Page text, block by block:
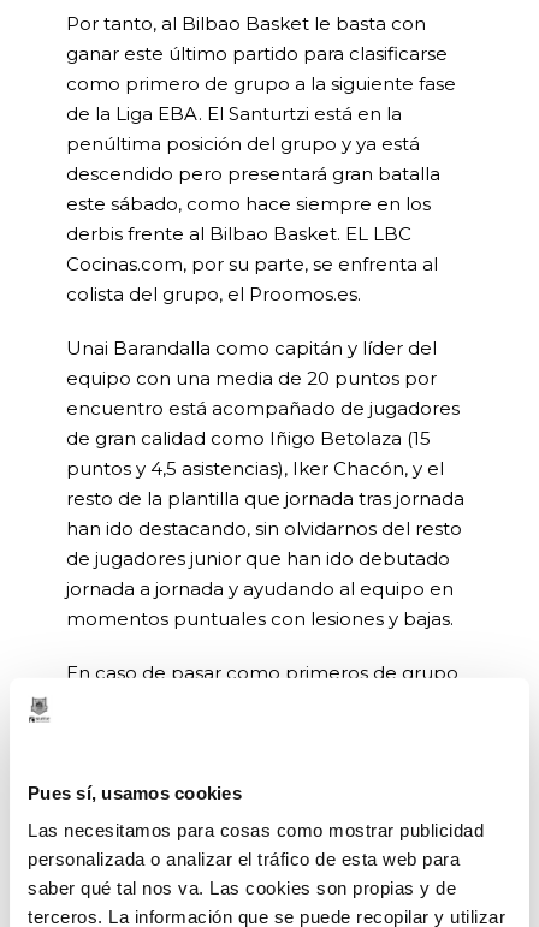
Pues sí, usamos cookies
Las necesitamos para cosas como mostrar publicidad
personalizada o analizar el tráfico de esta web para
saber qué tal nos va. Las cookies son propias y de
terceros. La información que se puede recopilar y utilizar
Por tanto, al Bilbao Basket le basta con
ganar este último partido para clasificarse
como primero de grupo a la siguiente fase
de la Liga EBA. El Santurtzi está en la
penúltima posición del grupo y ya está
descendido pero presentará gran batalla
este sábado, como hace siempre en los
derbis frente al Bilbao Basket. EL LBC
Cocinas.com, por su parte, se enfrenta al
colista del grupo, el Proomos.es.
Unai Barandalla como capitán y líder del
equipo con una media de 20 puntos por
encuentro está acompañado de jugadores
de gran calidad como Iñigo Betolaza (15
puntos y 4,5 asistencias), Iker Chacón, y el
resto de la plantilla que jornada tras jornada
han ido destacando, sin olvidarnos del resto
de jugadores junior que han ido debutado
jornada a jornada y ayudando al equipo en
momentos puntuales con lesiones y bajas.
En caso de pasar como primeros de grupo
que se juega una liguilla de tres partidos y el
primer clasificado de cada grupo asciende
directamente a LEB Plata. Entre los
segundos clasificados de esos cuatro grupos
se juegan dos partidos y los dos equipos que